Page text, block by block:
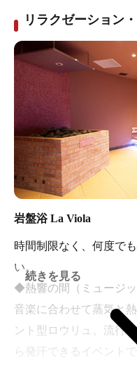
果や美肌効果が期待でき
リラクゼーション
岩盤浴 La Viola
時間制限なく、何度で
い。
◆熱響の間（ミュージッ
音楽に合わせて蒸気と
ント型ロウリュ。流行
ら発汗できるイベント
続きを見る